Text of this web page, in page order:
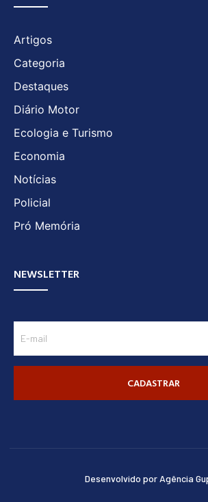
Artigos
Categoria
Destaques
Diário Motor
Ecologia e Turismo
Economia
Notícias
Policial
Pró Memória
NEWSLETTER
CADASTRAR
Desenvolvido por Agência